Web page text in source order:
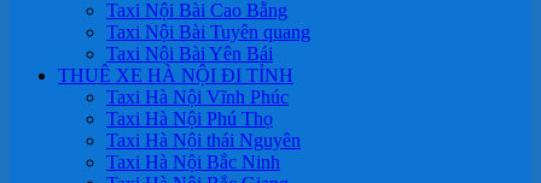
Taxi Nội Bài Cao Bằng
Taxi Nội Bài Tuyên quang
Taxi Nội Bài Yên Bái
THUÊ XE HÀ NỘI ĐI TỈNH
Taxi Hà Nội Vĩnh Phúc
Taxi Hà Nội Phú Thọ
Taxi Hà Nội thái Nguyên
Taxi Hà Nội Bắc Ninh